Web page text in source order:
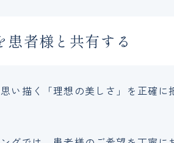
患者様と共有する
い描く「理想の美しさ」を正確に